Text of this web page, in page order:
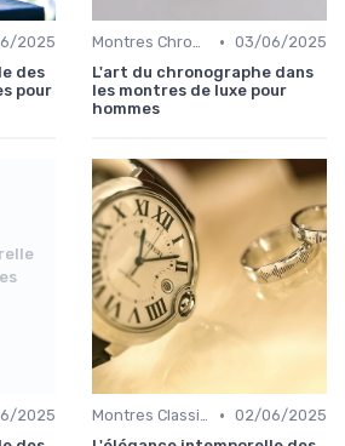
2025
des
pour
Montres Chronographes • 03/06/2025
L'art du chronographe dans
les montres de luxe pour
hommes
2025
Montres Classiques • 02/06/2025